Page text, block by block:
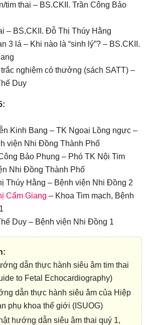
tim thai – BS.CKII. Trần Công Bảo
– BS.CKII. Đỗ Thị Thúy Hằng
3 lá – Khi nào là “sinh lý”? – BS.CKII.
nghiệm có thưởng (sách SATT) –
Duy
Kinh Bang – TK Ngoại Lồng ngực –
viện Nhi Đồng Thành Phố
Bảo Phụng – Phó TK Nội Tim
Nhi Đồng Thành Phố
Thúy Hằng – Bệnh viện Nhi Đồng 2
Cẩm Giang – Khoa Tim mạch, Bệnh
Duy – Bệnh viện Nhi Đồng 1
dẫn thực hành siêu âm tim thai
to Fetal Echocardiography)
dẫn thực hành siêu âm của Hiệp
phụ khoa thế giới (ISUOG)
hướng dẫn siêu âm thai quý 1,